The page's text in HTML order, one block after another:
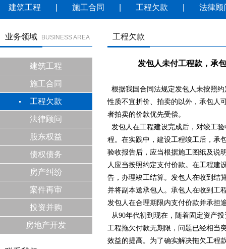
建筑工程 施工合同 工程欠款 法律顾
业务领域 BUSINESS AREA
建筑工程
施工合同
工程欠款
法律顾问
股东权益
债权债务
房产纠纷
案件再审
投资并购
房地产开发
工程欠款
发包人未付工程款，承包
根据我国合同法规定发包人未按照
性质不宜折价、拍卖的以外，承包人
者拍卖的价款优先受偿。
发包人在工程建设完成后，对竣工
程。在实践中，建设工程竣工后，承
验收报告后，应当根据施工图纸及说
人应当按照约定支付价款。在工程建
告，办理竣工结算。发包人在收到结
并将副本送承包人。承包人在收到工
发包人在合理期限内支付价款并承担
从90年代初到现在，随着固定资产
工程拖欠付款无期限，问题已经相当
效益的提高。为了确实解决拖欠工程